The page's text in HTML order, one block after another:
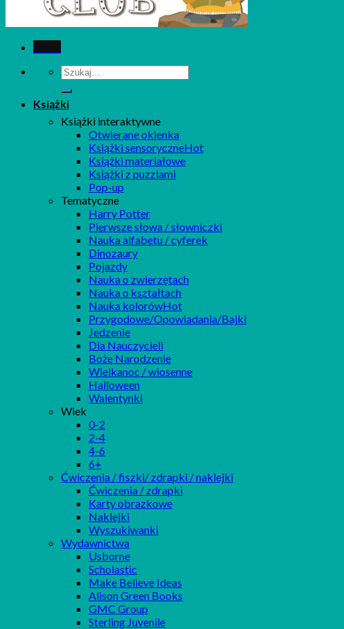
Szukaj:
Książki
Książki interaktywne
Otwierane okienka
Książki sensoryczne
Książki materiałowe
Książki z puzzlami
Pop-up
Tematyczne
Harry Potter
Pierwsze słowa / słowniczki
Nauka alfabetu / cyferek
Dinozaury
Pojazdy
Nauka o zwierzętach
Nauka o kształtach
Nauka kolorów
Przygodowe/Opowiadania/Bajki
Jedzenie
Dla Nauczycieli
Boże Narodzenie
Wielkanoc / wiosenne
Halloween
Walentynki
Wiek
0-2
2-4
4-6
6+
Ćwiczenia / fiszki/ zdrapki / naklejki
Ćwiczenia / zdrapki
Karty obrazkowe
Naklejki
Wyszukiwanki
Wydawnictwa
Usborne
Scholastic
Make Believe Ideas
Alison Green Books
GMC Group
Sterling Juvenile